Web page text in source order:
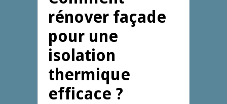
rénover façade
pour une
isolation
thermique
efficace ?